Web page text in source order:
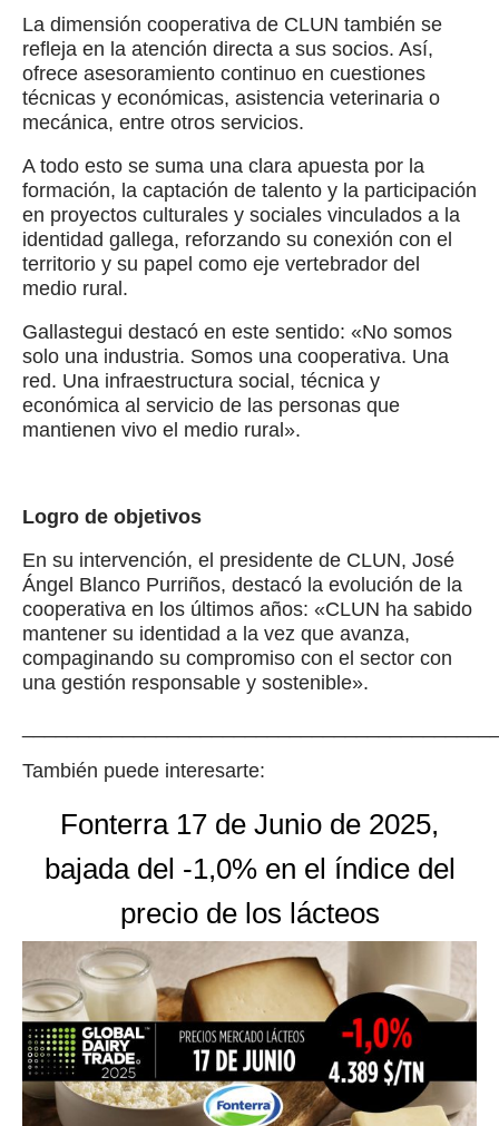
La dimensión cooperativa de CLUN también se
refleja en la atención directa a sus socios. Así,
ofrece asesoramiento continuo en cuestiones
técnicas y económicas, asistencia veterinaria o
mecánica, entre otros servicios.
A todo esto se suma una clara apuesta por la
formación, la captación de talento y la participación
en proyectos culturales y sociales vinculados a la
identidad gallega, reforzando su conexión con el
territorio y su papel como eje vertebrador del
medio rural.
Gallastegui destacó en este sentido: «No somos
solo una industria. Somos una cooperativa. Una
red. Una infraestructura social, técnica y
económica al servicio de las personas que
mantienen vivo el medio rural».
Logro de objetivos
En su intervención, el presidente de CLUN, José
Ángel Blanco Purriños, destacó la evolución de la
cooperativa en los últimos años: «CLUN ha sabido
mantener su identidad a la vez que avanza,
compaginando su compromiso con el sector con
una gestión responsable y sostenible».
También puede interesarte:
Fonterra 17 de Junio de 2025,
bajada del -1,0% en el índice del
precio de los lácteos